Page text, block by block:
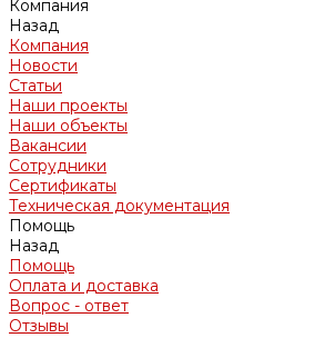
Компания
Назад
Компания
Новости
Статьи
Наши проекты
Наши объекты
Вакансии
Сотрудники
Сертификаты
Техническая документация
Помощь
Назад
Помощь
Оплата и доставка
Вопрос - ответ
Отзывы